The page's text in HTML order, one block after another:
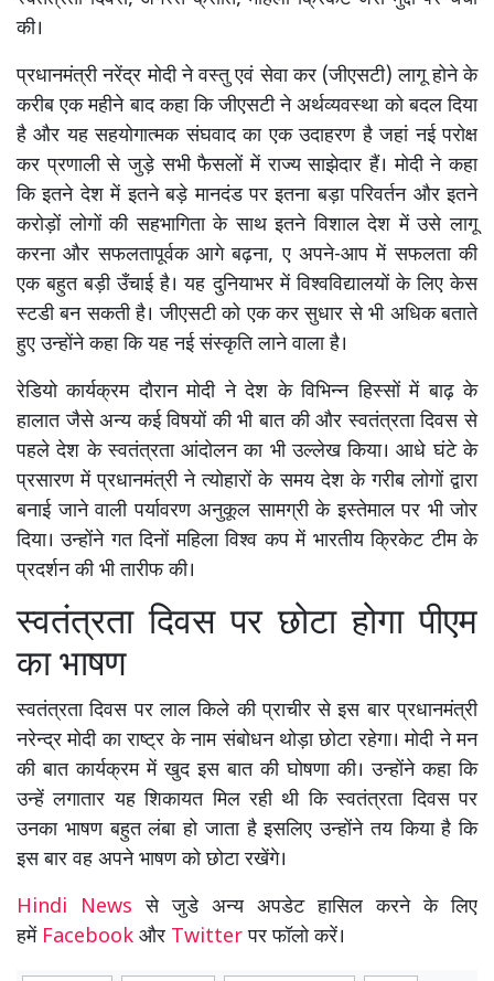
की।
प्रधानमंत्री नरेंद्र मोदी ने वस्तु एवं सेवा कर (जीएसटी) लागू होने के
करीब एक महीने बाद कहा कि जीएसटी ने अर्थव्यवस्था को बदल दिया
है और यह सहयोगात्मक संघवाद का एक उदाहरण है जहां नई परोक्ष
कर प्रणाली से जुड़े सभी फैसलों में राज्य साझेदार हैं। मोदी ने कहा
कि इतने देश में इतने बड़े मानदंड पर इतना बड़ा परिवर्तन और इतने
करोड़ों लोगों की सहभागिता के साथ इतने विशाल देश में उसे लागू
करना और सफलतापूर्वक आगे बढ़ना, ए अपने-आप में सफलता की
एक बहुत बड़ी उँचाई है। यह दुनियाभर में विश्वविद्यालयों के लिए केस
स्टडी बन सकती है। जीएसटी को एक कर सुधार से भी अधिक बताते
हुए उन्होंने कहा कि यह नई संस्कृति लाने वाला है।
रेडियो कार्यक्रम दौरान मोदी ने देश के विभिन्न हिस्सों में बाढ़ के
हालात जैसे अन्य कई विषयों की भी बात की और स्वतंत्रता दिवस से
पहले देश के स्वतंत्रता आंदोलन का भी उल्लेख किया। आधे घंटे के
प्रसारण में प्रधानमंत्री ने त्योहारों के समय देश के गरीब लोगों द्वारा
बनाई जाने वाली पर्यावरण अनुकूल सामग्री के इस्तेमाल पर भी जोर
दिया। उन्होंने गत दिनों महिला विश्व कप में भारतीय क्रिकेट टीम के
प्रदर्शन की भी तारीफ की।
स्वतंत्रता दिवस पर छोटा होगा पीएम
का भाषण
स्वतंत्रता दिवस पर लाल किले की प्राचीर से इस बार प्रधानमंत्री
नरेन्द्र मोदी का राष्ट्र के नाम संबोधन थोड़ा छोटा रहेगा। मोदी ने मन
की बात कार्यक्रम में खुद इस बात की घोषणा की। उन्होंने कहा कि
उन्हें लगातार यह शिकायत मिल रही थी कि स्वतंत्रता दिवस पर
उनका भाषण बहुत लंबा हो जाता है इसलिए उन्होंने तय किया है कि
इस बार वह अपने भाषण को छोटा रखेंगे।
Hindi Newsसे जुडे अन्य अपडेट हासिल करने के लिए
हमें Facebook और Twitterपर फॉलो करें।